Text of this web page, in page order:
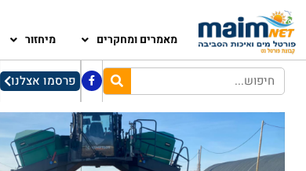
מאמרים ומחקרים מיחזור
פרסמו אצלנו